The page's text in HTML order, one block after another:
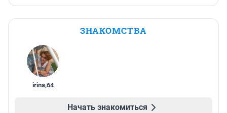
ЗНАКОМСТВА
irina,64
Начать знакомиться